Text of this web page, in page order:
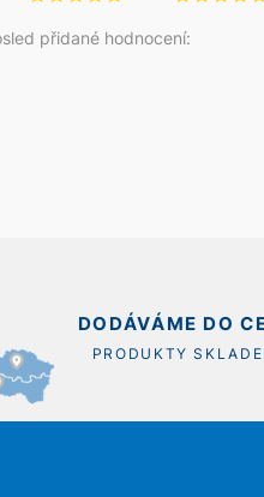
přidané hodnocení:
DODÁVÁME DO
PRODUKTY